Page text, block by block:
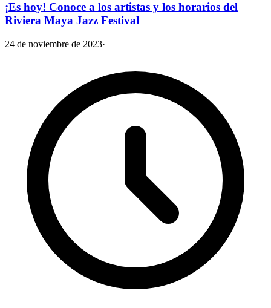
¡Es hoy! Conoce a los artistas y los horarios del
Riviera Maya Jazz Festival
24 de noviembre de 2023·